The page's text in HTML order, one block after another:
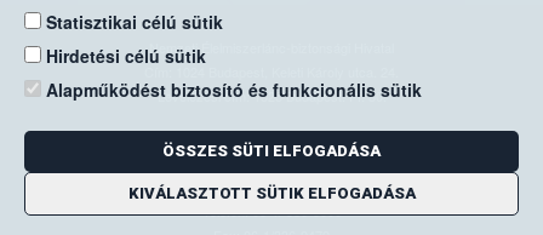
Statisztikai célú sütik
Hirdetési célú sütik
Alapműködést biztosító és funkcionális sütik
ÖSSZES SÜTI ELFOGADÁSA
KIVÁLASZTOTT SÜTIK ELFOGADÁSA
Nemzeti Élelmiszerlánc-biztonsági Hivatal
Levelezési cím: 1525 Budapest. Pf. 30.
E-mail:ugyfelszolgalat@nebih.gov.hu
Zöld szám: 06-80/263-244
Telefon: 06-1/ 336-9000